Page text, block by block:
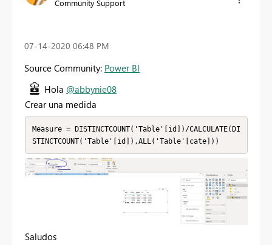
Community Support
‎07-14-2020 06:48 PM
Source Community: Power BI
Hola @abbynie08
Crear una medida
Measure = DISTINCTCOUNT('Table'[id])/CALCULATE(DI
STINCTCOUNT('Table'[id]),ALL('Table'[cate]))
Saludos